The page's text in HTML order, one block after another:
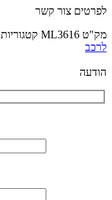
לפרטים צור קשר
מק"ט ML3616 קטגוריות
לרכב
הודעה